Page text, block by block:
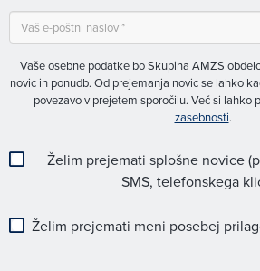
Vaše osebne podatke bo Skupina AMZS
novic in ponudb. Od prejemanja novic se lahko
povezavo v prejetem sporočilu. Več si lahko
zasebnosti.
Želim prejemati splošne novice
SMS, telefonskega
Želim prejemati meni posebej